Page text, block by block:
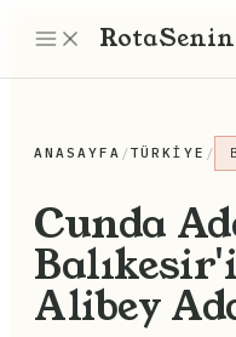
RotaSenin
ANASAYFA /TÜRKIYE /
Cunda
Alibey